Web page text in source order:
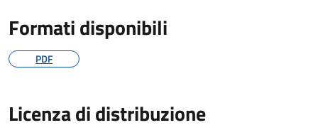
Formati disponibili
PDF
Licenza di distribuzione